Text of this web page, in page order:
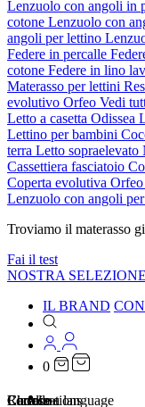
Lenzuolo con angoli in
cotone Lenzuolo con
angoli per lettino
Federe in percalle
cotone Federe in lino
Materasso per lettini
evolutivo Orfeo Vedi
Letto a casetta Odissea
Lettino per bambini
terra Letto sopraelevato
Cassettiera fasciatoio
Coperta evolutiva Orfeo
Lenzuolo con angoli
Troviamo il materasso
Fai il test
NOSTRA SELEZIONE
IL BRAND
0
Localizations
Choose a language
Ricerca
Carrello
…